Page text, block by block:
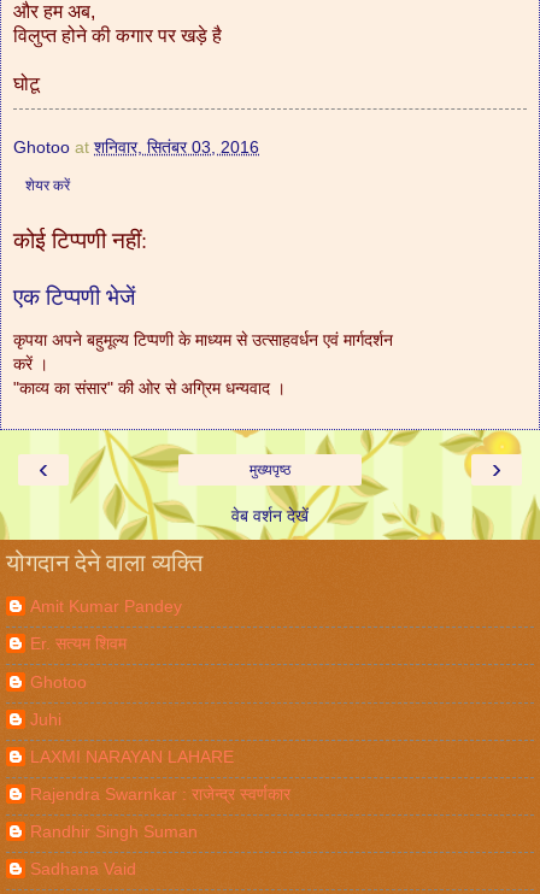
और हम अब,
विलुप्त होने की कगार पर खड़े है
घोटू
Ghotoo at शनिवार, सितंबर 03, 2016
शेयर करें
कोई टिप्पणी नहीं:
एक टिप्पणी भेजें
कृपया अपने बहुमूल्य टिप्पणी के माध्यम से उत्साहवर्धन एवं मार्गदर्शन
करें ।
"काव्य का संसार" की ओर से अग्रिम धन्यवाद ।
‹ ›
मुख्यपृष्ठ
वेब वर्शन देखें
योगदान देने वाला व्यक्ति
Amit Kumar Pandey
Er. सत्यम शिवम
Ghotoo
Juhi
LAXMI NARAYAN LAHARE
Rajendra Swarnkar : राजेन्द्र स्वर्णकार
Randhir Singh Suman
Sadhana Vaid